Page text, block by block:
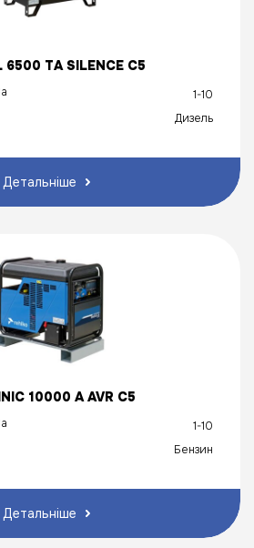
6500 ТA SILENCE C5
1-10
Дизель
Детальніше
10000 A AVR C5
1-10
Бензин
Детальніше